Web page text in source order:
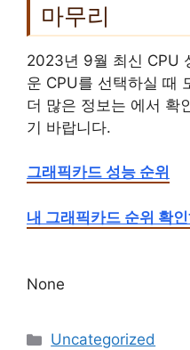
마무리
2023년 9월 최신 CPU
운 CPU를 선택하실 때
더 많은 정보는 에서 확
기 바랍니다.
그래픽카드 성능 순위
내 그래픽카드 순위 확
None
Categories
Uncategorized